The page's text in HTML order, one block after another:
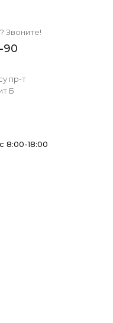
Звоните!
90
пр-т
Б
8:00-18:00